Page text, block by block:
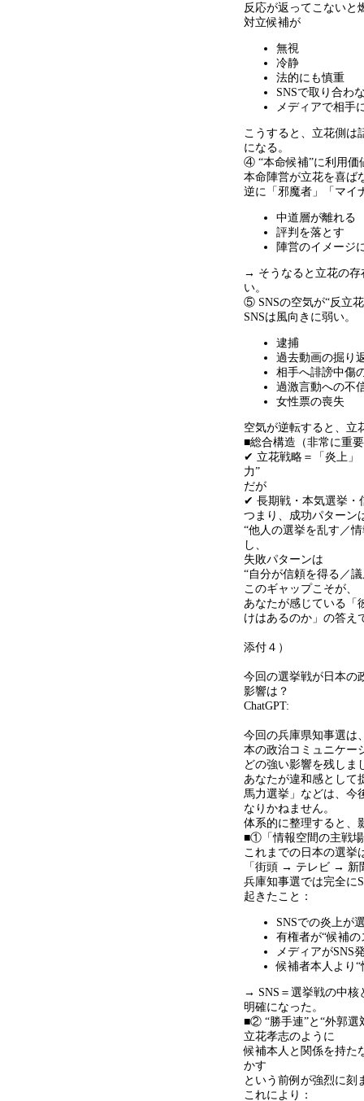
反応が返ってこないと
対立候補が
無視
冷静
法的にも慎重
SNSで取り合わ
メディアで相手
こうすると、立花側は
になる。
④ “本命候補”に利用価
本命陣営が立花を喜ば
逆に「邪魔者」「マイ
中道層が離れる
評判を落とす
陣営のイメージ
→ そうなると立花の存
い。
⑤ SNSの空気が“反立花
SNSは風向きに弱い。
逮捕
過去動画の掘り
相手へ誹謗中傷
過激言動への不
女性票の喪失
空気が逆転すると、立
■総合構造（非常に重
✔ 立花戦略＝「炎上」
力”
だが
✔ 長期戦・本気選挙・
つまり、成功パターン
“他人の選挙を乱す／
し、
失敗パターンは
“自分が信頼を得る／
このギャップこそが、
あなたが感じている「
けはあるのか」の答え
添付４）
今回の選挙戦が日本の
影響は？
ChatGPT:
今回の兵庫県知事選は
本の政治コミュニケー
どの強い影響を残しま
あなたが違和感として
馬力選挙」などは、今
なりかねません。
体系的に整理すると、
■①「情報空間の主戦
これまでの日本の選挙
「街頭 → テレビ → 新
兵庫知事選では完全に
起きたこと：
SNSでの炎上が
有権者が“候補の
メディアがSNS
候補者本人より “
→ SNS＝選挙戦の中核
明確になった。
■② “勝手連”と “外郭選
立花孝志のように
候補本人と関係を持た
かす
という前例が強烈に刻
これにより：